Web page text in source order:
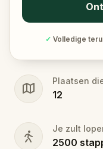
✓ Volledige
Plaatsen
12
Je zult
2500